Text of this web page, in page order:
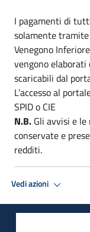
I pagamenti di
solamente tramite
Venegono
vengono elaborati
scaricabili dal
L’accesso al
SPID o CIE
N.B. Gli avvisi e
conservate e
redditi.
Vedi azioni